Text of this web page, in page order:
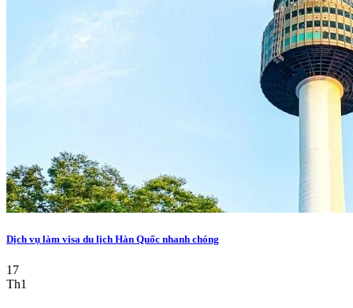
Dịch vụ làm visa du lịch Hàn Quốc nhanh chóng
17
Th1